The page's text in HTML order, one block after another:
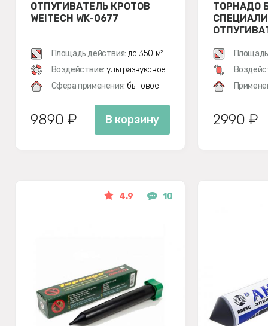
ОТПУГИВАТЕЛЬ КРОТОВ
WEITECH WK-0677
Площадь действия: до 350 м²
Воздействие: ультразвуковое
Сфера применения: бытовое
9890 ₽ В корзину
ТОРНАДО
2990 ₽
4.9 10